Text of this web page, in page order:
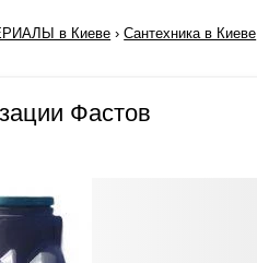
в Киеве ›Сантехника в Киеве
Фастов